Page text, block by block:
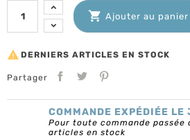
 Ajouter au panier
 DERNIERS ARTICLES EN STOCK
Partager
COMMANDE EXPÉDIÉE LE
Pour toute commande passée
articles en stock